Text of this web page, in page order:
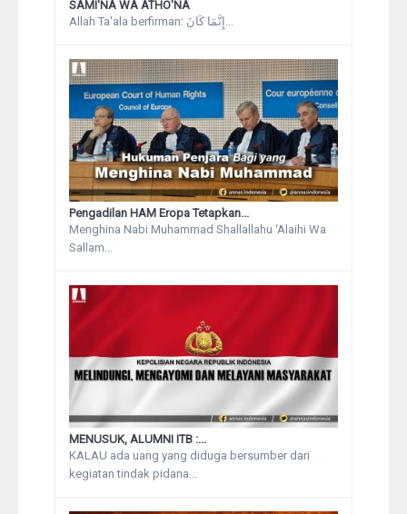
SAMI'NA WA ATHO'NA
Pengadilan HAM Eropa Tetapkan...
Menghina Nabi Muhammad Shallallahu ‘Alaihi Wa
Sallam...
MENUSUK, ALUMNI ITB :...
KALAU ada uang yang diduga bersumber dari
kegiatan tindak pidana...